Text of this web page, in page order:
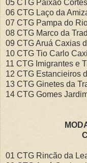
05 CTG Paixão
06 CTG Laço da
07 CTG Pampa do
08 CTG Marco da
09 CTG Aruá Caxias
10 CTG Tio Carlo
11 CTG Imigrantes e
12 CTG Estancieiros
13 CTG Ginetes da
14 CTG Gomes
01 CTG Rincão da